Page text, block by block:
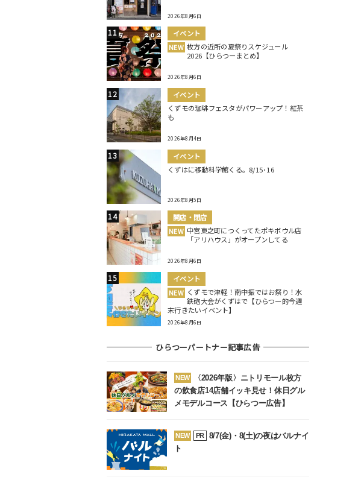
2026年8月6日
イベント
NEW 枚方の近所の夏祭りスケジュール
2026【ひらつーまとめ】
2026年8月6日
イベント
くずモの珈琲フェスタがパワーアップ！紅茶
も
2026年8月4日
イベント
くずはに移動科学館くる。8/15･16
2026年8月5日
開店・閉店
NEW 中宮東之町につくってたポキボウル店
「アリハウス」がオープンしてる
2026年8月6日
イベント
NEW くずモで津軽！南中振ではお祭り！水
鉄砲大会がくずはで【ひらつー的今週
末行きたいイベント】
2026年8月6日
ひらつーパートナー記事広告
NEW
〈2026年版〉ニトリモール枚方
の飲食店14店舗イッキ見せ！休日グル
メモデルコース【ひらつー広告】
NEW PR
8/7(金)・8(土)の夜はバルナイ
ト